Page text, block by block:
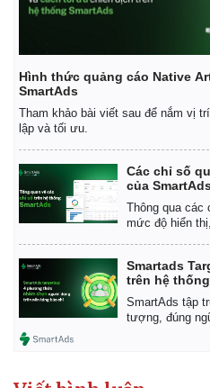
Thế giới
Cuộc sống đó đây
Hồ sơ
Hình thức quảng cáo Native
SmartAds
Tham khảo bài viết sau để nắm vị
lập và tối ưu.
Các chỉ số
của
Thông qua các
mức độ hiển
Smartads
trên hệ
SmartAds tập
tượng, đúng